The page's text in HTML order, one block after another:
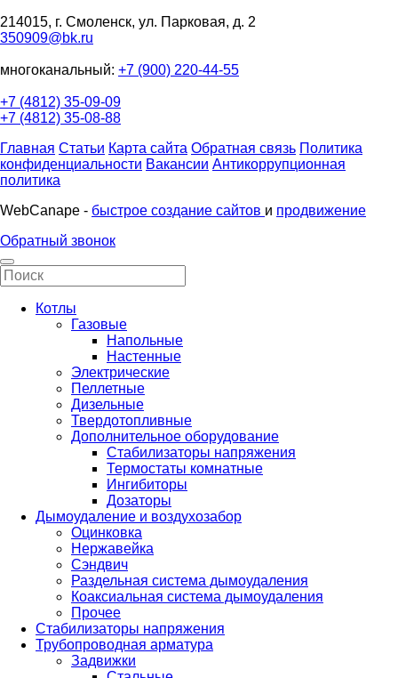
214015, г. Смоленск, ул. Парковая, д. 2
350909@bk.ru
многоканальный: +7 (900) 220-44-55
+7 (4812) 35-09-09
+7 (4812) 35-08-88
Главная Статьи Карта сайта Обратная связь Политика
конфиденциальности Вакансии Антикоррупционная
политика
WebCanape - быстрое создание сайтов и продвижение
Обратный звонок
Котлы
Газовые
Напольные
Настенные
Электрические
Пеллетные
Дизельные
Твердотопливные
Дополнительное оборудование
Стабилизаторы напряжения
Термостаты комнатные
Ингибиторы
Дозаторы
Дымоудаление и воздухозабор
Оцинковка
Нержавейка
Сэндвич
Раздельная система дымоудаления
Коаксиальная система дымоудаления
Прочее
Стабилизаторы напряжения
Трубопроводная арматура
Задвижки